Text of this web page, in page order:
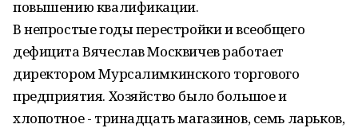
повышению квалификации.
В непростые годы перестройки и всеобщего
дефицита Вячеслав Москвичев работает
директором Мурсалимкинского торгового
предприятия. Хозяйство было большое и
хлопотное - тринадцать магазинов, семь ларьков,